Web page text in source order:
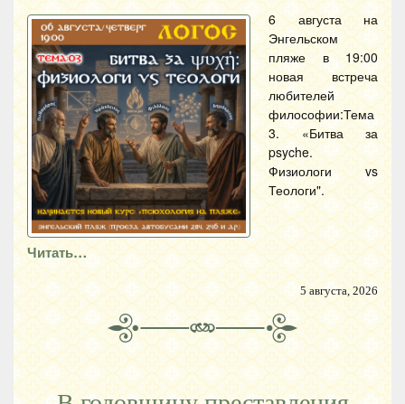
6 августа на
Энгельском
пляже в 19:00
новая встреча
любителей
философии:Тема
3. «Битва за
psyche.
Физиологи vs
Теологи".
Читать…
5 августа, 2026